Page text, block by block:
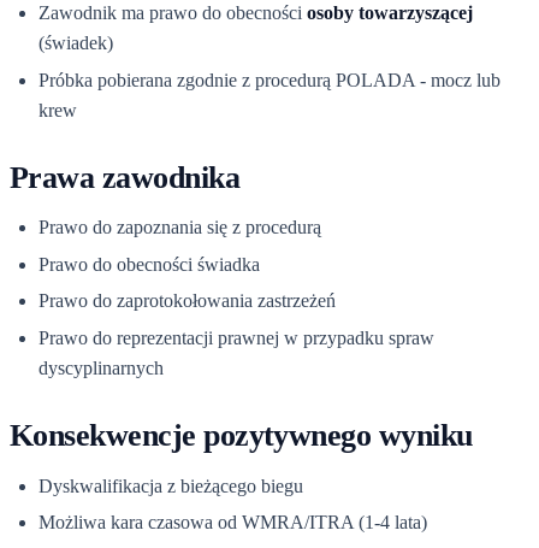
Zawodnik ma prawo do obecności osoby towarzyszącej
(świadek)
Próbka pobierana zgodnie z procedurą POLADA - mocz lub
krew
Prawa zawodnika
Prawo do zapoznania się z procedurą
Prawo do obecności świadka
Prawo do zaprotokołowania zastrzeżeń
Prawo do reprezentacji prawnej w przypadku spraw
dyscyplinarnych
Konsekwencje pozytywnego wyniku
Dyskwalifikacja z bieżącego biegu
Możliwa kara czasowa od WMRA/ITRA (1-4 lata)